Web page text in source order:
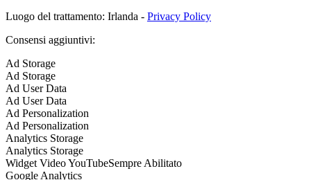
Luogo del trattamento: Irlanda - Privacy Policy
Consensi aggiuntivi:
Ad Storage
Ad Storage
Ad User Data
Ad User Data
Ad Personalization
Ad Personalization
Analytics Storage
Analytics Storage
Widget Video YouTubeSempre Abilitato
Google Analytics